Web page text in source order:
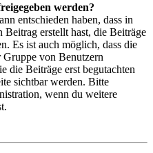
werden?
entschieden haben, dass in
Beitrag erstellt hast, die Beiträge
Es ist auch möglich, dass die
von Benutzern
die Beiträge erst begutachten
sichtbar werden. Bitte
wenn du weitere